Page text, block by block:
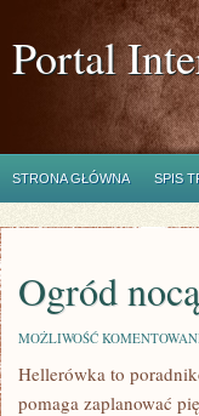
Portal
STRONA GŁÓWNA SPIS
Ogród
MOŻLIWOŚĆ
Hellerówka to
pomaga zaplanować